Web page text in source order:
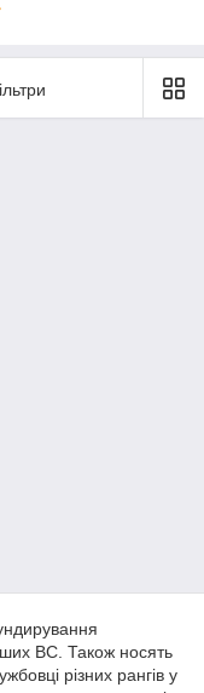
по зображенню –
ВС. Також носять
різних рангів у